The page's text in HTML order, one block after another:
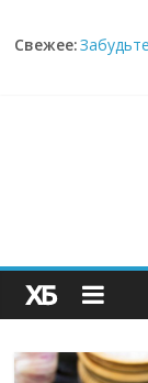
Свежее:
Небо
Секрет